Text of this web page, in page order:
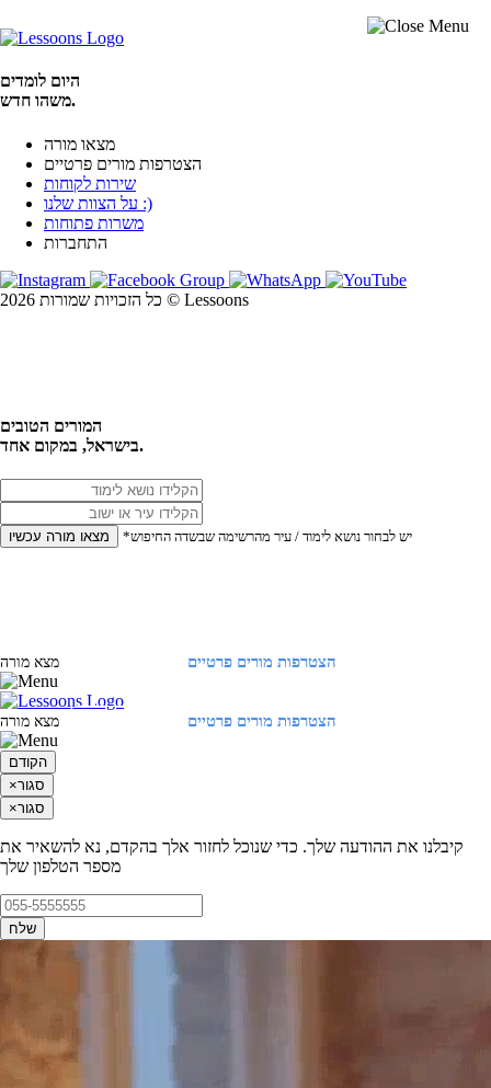
היום לומדים
משהו חדש.
מצאו מורה
הצטרפות מורים פרטיים
שירות לקוחות
על הצוות שלנו :)
משרות פתוחות
התחברות
כל הזכויות שמורות 2026 © Lessoons
המורים הטובים
בישראל, במקום אחד.
מצאו מורה עכשיו *יש לבחור נושא לימוד / עיר מהרשימה שבשדה החיפוש
הצטרפות מורים פרטיים מצא מורה
הצטרפות מורים פרטיים מצא מורה
הקודם
×סגור
×סגור
קיבלנו את ההודעה שלך. כדי שנוכל לחזור אלך בהקדם, נא להשאיר את
מספר הטלפון שלך
שלח